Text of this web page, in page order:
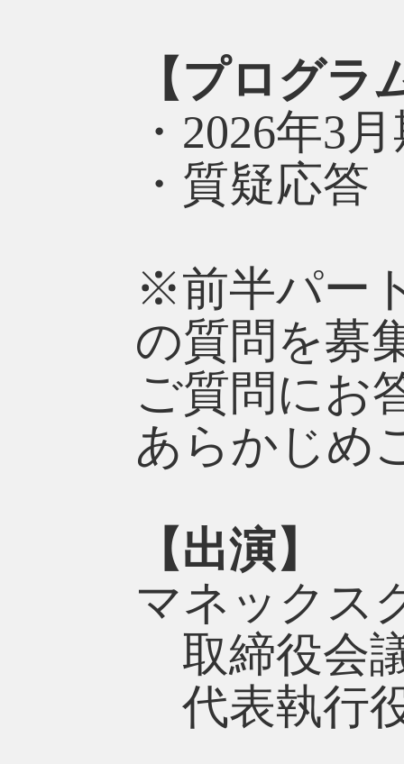
【プログラ
・2026年3
・質疑応答
※前半パー
の質問を募
ご質問にお
あらかじめ
【出演】
マネックス
取締役会
代表執行